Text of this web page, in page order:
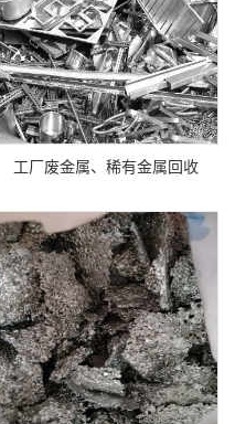
工厂废金属、稀有金属回收